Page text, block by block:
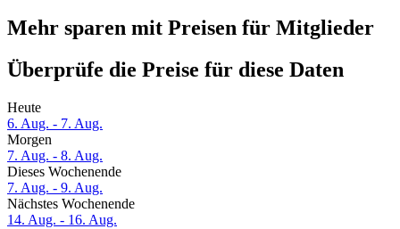
Mehr sparen mit Preisen für Mitglieder
Überprüfe die Preise für diese Daten
Heute
6. Aug. - 7. Aug.
Morgen
7. Aug. - 8. Aug.
Dieses Wochenende
7. Aug. - 9. Aug.
Nächstes Wochenende
14. Aug. - 16. Aug.